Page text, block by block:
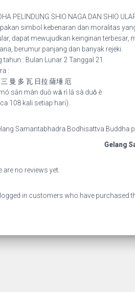
PELINDUNG SHIO NAGA DAN SHIO
simbol kebenaran dan moralitas
dapat mewujudkan keinginan
berumur panjang dan banyak rejeki.
tahun : Bulan Lunar 2 Tanggal 21
:
曼 多 瓦 日拉 薩埵 厄
sān màn duō wǎ rì lā sà duǒ è
108 kali setiap hari).
Gelang
are no reviews yet.
in customers who have purchased